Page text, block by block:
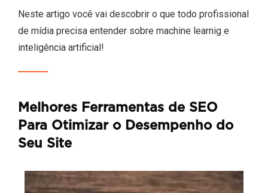
Neste artigo você vai descobrir o que todo profissional
de mídia precisa entender sobre machine learnig e
inteligência artificial!
Melhores Ferramentas de SEO
Para Otimizar o Desempenho do
Seu Site